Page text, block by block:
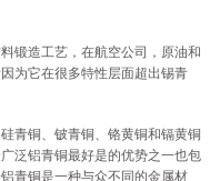
造工艺，在航空公司，原油和
为它在很多特性层面超出锡青
铜、铍青铜、铬黄铜和镉黄铜
泛铝青铜最好是的优势之一也包
青铜是一种与众不同的金属材